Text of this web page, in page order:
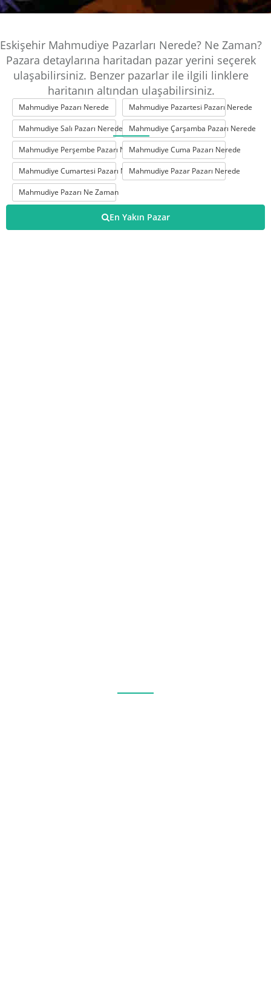
Eskişehir Mahmudiye Pazarları Nerede? Ne Zaman?
Pazara detaylarına haritadan pazar yerini seçerek
ulaşabilirsiniz. Benzer pazarlar ile ilgili linklere
haritanın altından ulaşabilirsiniz.
Mahmudiye Pazarı Nerede Mahmudiye Pazartesi Pazarı Nerede
Mahmudiye Salı Pazarı Nerede Mahmudiye Çarşamba Pazarı Nerede
Mahmudiye Perşembe Pazarı NeredeMahmudiye Cuma Pazarı Nerede
Mahmudiye Cumartesi Pazarı NeredeMahmudiye Pazar Pazarı Nerede
Mahmudiye Pazarı Ne Zaman
En Yakın Pazar